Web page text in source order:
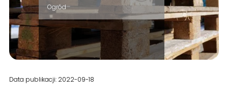
Ogród
Data publikacji: 2022-09-18